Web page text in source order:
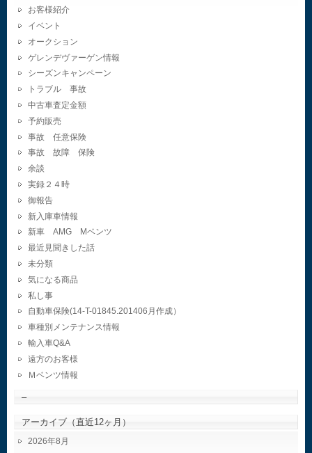
お客様紹介
イベント
オークション
ゲレンデヴァーゲン情報
シーズンキャンペーン
トラブル 事故
中古車査定金額
予約販売
事故 任意保険
事故 故障 保険
余談
実録２４時
御報告
新入庫車情報
新車 AMG Mベンツ
最近見聞きした話
未分類
気になる商品
私し事
自動車保険(14-T-01845.201406月作成）
車種別メンテナンス情報
輸入車Q&A
遠方のお客様
Ｍベンツ情報
–
アーカイブ（直近12ヶ月）
2026年8月